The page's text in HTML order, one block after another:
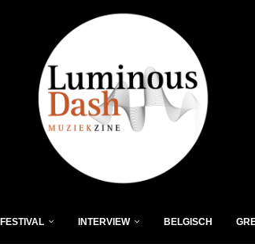
FESTIVAL INTERVIEW BELGISCH